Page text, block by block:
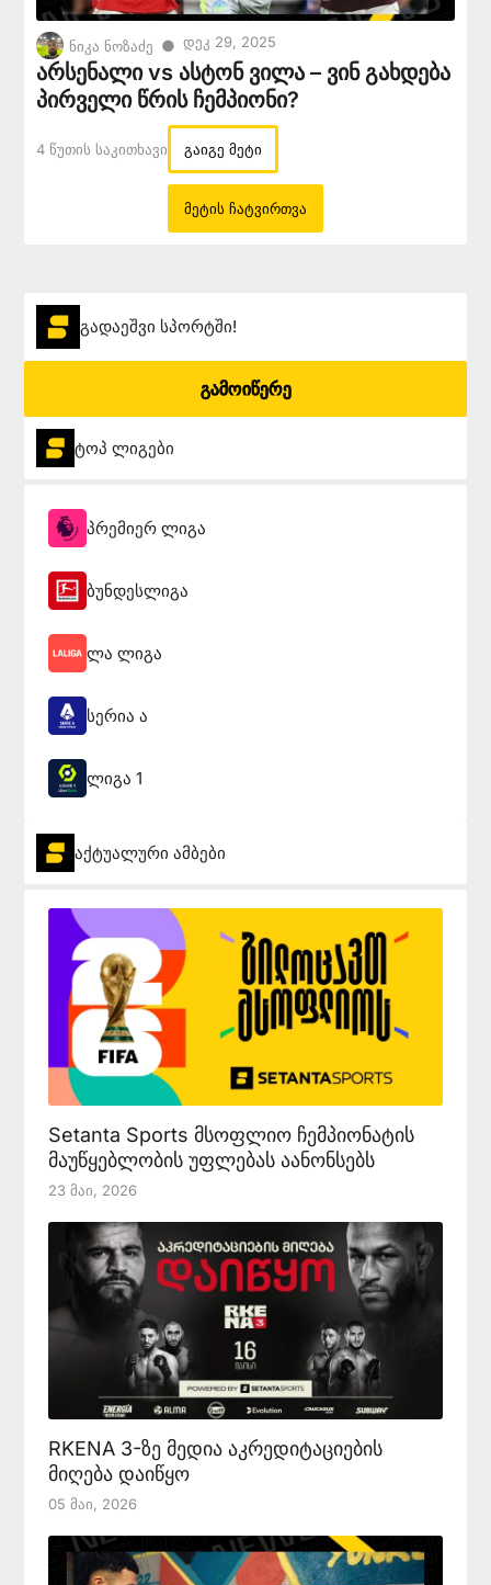
ნიკა ნოზაძე ● Დეკ 29, 2025
არსენალი vs ასტონ ვილა – ვინ გახდება
პირველი წრის ჩემპიონი?
4 Წუთის Საკითხავი გაიგე მეტი
მეტის ჩატვირთვა
გადაეშვი სპორტში!
გამოიწერე
ტოპ ლიგები
პრემიერ ლიგა
ბუნდესლიგა
ლა ლიგა
სერია ა
ლიგა 1
აქტუალური ამბები
Setanta Sports მსოფლიო ჩემპიონატის
მაუწყებლობის უფლებას აანონსებს
23 Მაი, 2026
RKENA 3-ზე მედია აკრედიტაციების
მიღება დაიწყო
05 Მაი, 2026